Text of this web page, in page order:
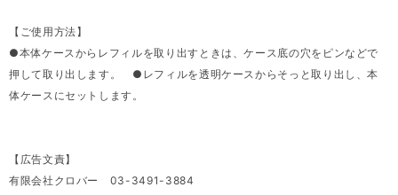
【ご使用方法】
●本体ケースからレフィルを取り出すときは、ケース底の穴をピンなどで
押して取り出します。 ●レフィルを透明ケースからそっと取り出し、本
体ケースにセットします。
【広告文責】
有限会社クロバー 03-3491-3884